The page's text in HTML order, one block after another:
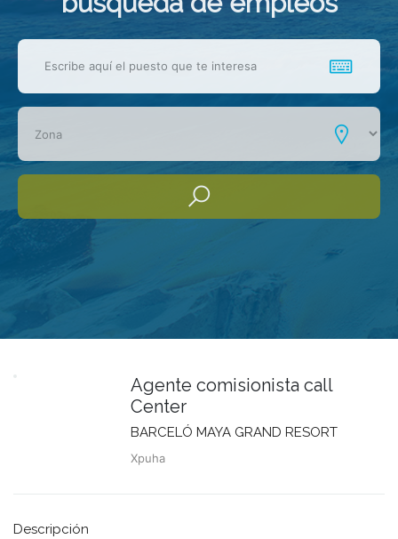
Agente comisionista call
Center
BARCELÓ MAYA GRAND RESORT
Xpuha
Descripción